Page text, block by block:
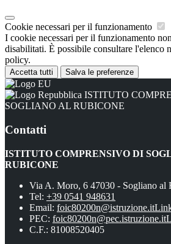
Cookie necessari per il funzionamento
I cookie necessari per il funzionamento
disabilitati. È possibile consultare l'elenco
policy.
Accetta tutti Salva le preferenze
ISTITUTO
SOGLIANO AL RUBICONE
Contatti
ISTITUTO COMPRENSIVO DI
RUBICONE
Via A. Moro, 6 47030 - Sogliano al
Tel: +39 0541 948631
Email: foic80200n@istruzione.it
PEC: foic80200n@pec.istruzione.it
C.F.: 81008520405